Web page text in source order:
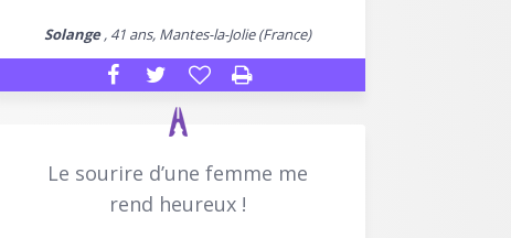
Solange, 41 ans, Mantes-la-Jolie (France)
Le sourire d’une femme me
rend heureux !